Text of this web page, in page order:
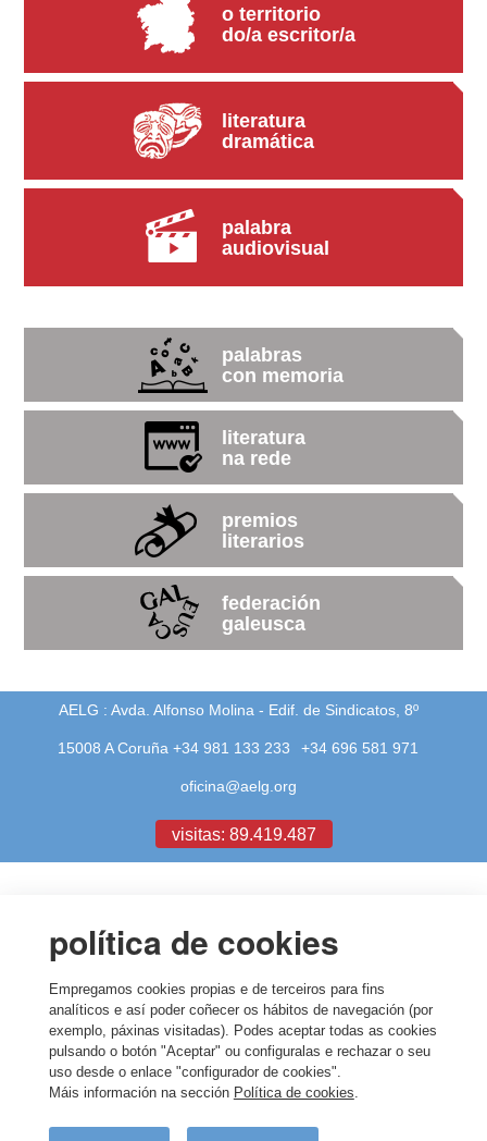
o territorio
do/a escritor/a
literatura
dramática
palabra
audiovisual
palabras
con memoria
literatura
na rede
premios
literarios
federación
galeusca
AELG : Avda. Alfonso Molina - Edif. de Sindicatos, 8º
15008 A Coruña +34 981 133 233 +34 696 581 971
oficina@aelg.org
visitas: 89.419.487
política de cookies
Empregamos cookies propias e de terceiros para fins
analíticos e así poder coñecer os hábitos de navegación (por
exemplo, páxinas visitadas). Podes aceptar todas as cookies
pulsando o botón "Aceptar" ou configuralas e rechazar o seu
uso desde o enlace "configurador de cookies".
Máis información na sección Política de cookies.